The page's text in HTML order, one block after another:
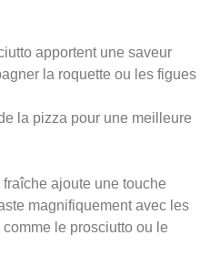
apportent une saveur
la roquette ou les figues
la pizza pour une meilleure
ajoute une touche
magnifiquement avec les
le prosciutto ou le